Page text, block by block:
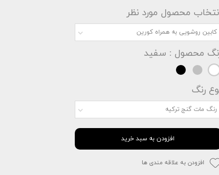
محصول مورد نظر
کابین روشویی به همراه کورین
محصول : سفید
رنگ
رنگ مات گنج ترکیه
افزودن به سبد خرید
افزودن به علاقه مندی ها